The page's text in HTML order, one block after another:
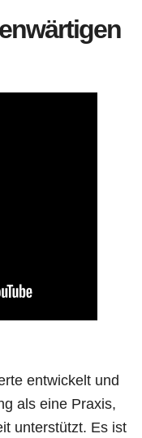
entwickelt und
als eine Praxis,
unterstützt. Es ist